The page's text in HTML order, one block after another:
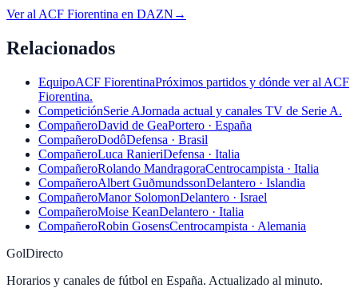
Ver al ACF Fiorentina en DAZN →
Relacionados
EquipoACF FiorentinaPróximos partidos y dónde ver al ACF
Fiorentina.
CompeticiónSerie AJornada actual y canales TV de Serie A.
CompañeroDavid de GeaPortero · España
CompañeroDodôDefensa · Brasil
CompañeroLuca RanieriDefensa · Italia
CompañeroRolando MandragoraCentrocampista · Italia
CompañeroAlbert GuðmundssonDelantero · Islandia
CompañeroManor SolomonDelantero · Israel
CompañeroMoise KeanDelantero · Italia
CompañeroRobin GosensCentrocampista · Alemania
GolDirecto
Horarios y canales de fútbol en España. Actualizado al minuto.